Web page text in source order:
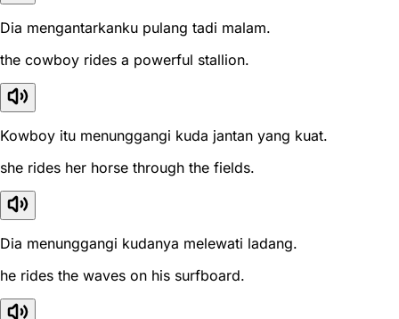
Dia mengantarkanku pulang tadi malam.
the cowboy rides a powerful stallion.
Kowboy itu menunggangi kuda jantan yang kuat.
she rides her horse through the fields.
Dia menunggangi kudanya melewati ladang.
he rides the waves on his surfboard.